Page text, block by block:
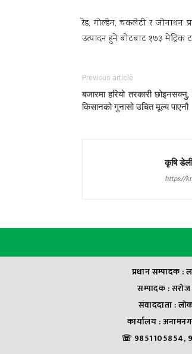
रेड, गोल्डेन, चकलेटी र जोनाथन
उत्पादन हुने बोटबाट १७३
Previous article
बजारमा हरियो तरकारी
किसानको गुनासो उचित मूल्य पाएनौ
कृषि डेली
https://
प्रधान सम्पादक :
सम्पादक :
संवाददाता :
कार्यालय :
☏ 9851105854,